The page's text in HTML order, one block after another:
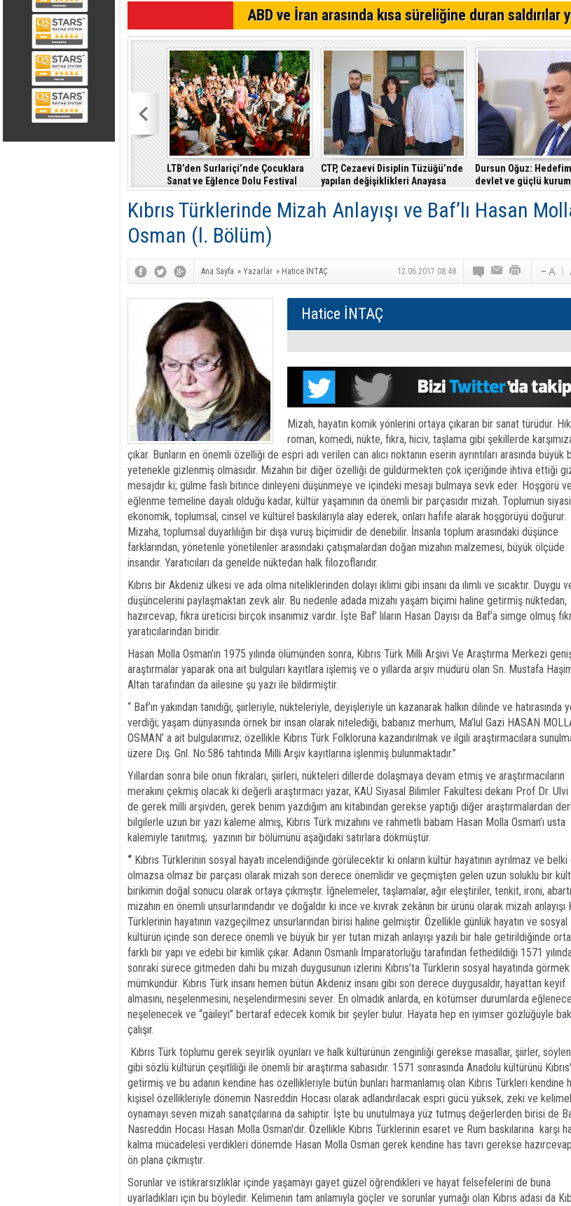
Lefkoşa'da bugün iki saatlik elektrik
Mağusa'da kim önde? İşte son anket
ABD ve İran arasında kısa süreliğine duran saldırılar
LTB’den Surlariçi’nde Çocuklara
Sanat ve Eğlence Dolu Festival
CTP, Cezaevi Disiplin Tüzüğü’nde
yapılan değişiklikleri Anayasa
Mahkemesi’ne taşıdı
Dursun Oğuz:
devlet ve güçlü
Kıbrıs Türklerinde Mizah Anlayışı ve Baf’lı Hasan
Osman (l. Bölüm)
Ana Sayfa » Yazarlar » Hatice İNTAÇ 12.06.2017 08:48
Hatice İNTAÇ
Mizah, hayatın komik yönlerini ortaya çıkaran bir sanat türüdür.
roman, komedi, nükte, fıkra, hiciv, taşlama gibi şekillerde
çıkar. Bunların en önemli özelliği de espri adı verilen can alıcı noktanın eserin ayrıntıları arasında büyük
yetenekle gizlenmiş olmasıdır. Mizahın bir diğer özelliği de güldürmekten çok içeriğinde ihtiva ettiği
mesajdır ki; gülme faslı bitince dinleyeni düşünmeye ve içindeki mesajı bulmaya sevk eder. Hoşgörü ve
eğlenme temeline dayalı olduğu kadar, kültür yaşamının da önemli bir parçasıdır mizah. Toplumun
ekonomik, toplumsal, cinsel ve kültürel baskılarıyla alay ederek, onları hafife alarak hoşgörüyü doğurur.
Mizaha, toplumsal duyarlılığın bir dışa vuruş biçimidir de denebilir. İnsanla toplum arasındaki düşünce
farklarından, yönetenle yönetilenler arasındaki çatışmalardan doğan mizahın malzemesi, büyük ölçüde
insandır. Yaratıcıları da genelde nüktedan halk filozoflarıdır.
Kıbrıs bir Akdeniz ülkesi ve ada olma niteliklerinden dolayı iklimi gibi insanı da ılımlı ve sıcaktır. Duygu
düşüncelerini paylaşmaktan zevk alır. Bu nedenle adada mizahı yaşam biçimi haline getirmiş nüktedan,
hazırcevap, fıkra üreticisi birçok insanımız vardır. İşte Baf’ lıların Hasan Dayısı da Baf’a simge olmuş
yaratıcılarından biridir.
Hasan Molla Osman’ın 1975 yılında ölümünden sonra, Kıbrıs Türk Milli Arşivi Ve Araştırma Merkezi
araştırmalar yaparak ona ait bulguları kayıtlara işlemiş ve o yıllarda arşiv müdürü olan Sn. Mustafa
Altan tarafından da ailesine şu yazı ile bildirmiştir.
“ Baf’ın yakından tanıdığı, şiirleriyle, nükteleriyle, deyişleriyle ün kazanarak halkın dilinde ve hatırasında
verdiği; yaşam dünyasında örnek bir insan olarak nitelediği, babanız merhum, Ma’lul Gazi HASAN
OSMAN’ a ait bulgularımız; özellikle Kıbrıs Türk Folkloruna kazandırılmak ve ilgili araştırmacılara
üzere Dış. Gnl. No:586 tahtında Milli Arşiv kayıtlarına işlenmiş bulunmaktadır.”
Yıllardan sonra bile onun fıkraları, şiirleri, nükteleri dillerde dolaşmaya devam etmiş ve araştırmacıların
merakını çekmiş olacak ki değerli araştırmacı yazar, KAÜ Siyasal Bilimler Fakültesi dekanı Prof Dr.
de gerek milli arşivden, gerek benim yazdığım anı kitabından gerekse yaptığı diğer araştırmalardan
bilgilerle uzun bir yazı kaleme almış, Kıbrıs Türk mizahını ve rahmetli babam Hasan Molla Osman’ı usta
kalemiyle tanıtmış; yazının bir bölümünü aşağıdaki satırlara dökmüştür.
“ Kıbrıs Türklerinin sosyal hayatı incelendiğinde görülecektir ki onların kültür hayatının ayrılmaz ve belki
olmazsa olmaz bir parçası olarak mizah son derece önemlidir ve geçmişten gelen uzun soluklu bir
birikimin doğal sonucu olarak ortaya çıkmıştır. İğnelemeler, taşlamalar, ağır eleştiriler, tenkit, ironi,
mizahın en önemli unsurlarındandır ve doğaldır ki ince ve kıvrak zekânın bir ürünü olarak mizah anlayışı
Türklerinin hayatının vazgeçilmez unsurlarından birisi haline gelmiştir. Özellikle günlük hayatın ve sosyal
kültürün içinde son derece önemli ve büyük bir yer tutan mizah anlayışı yazılı bir hale getirildiğinde
farklı bir yapı ve edebi bir kimlik çıkar. Adanın Osmanlı İmparatorluğu tarafından fethedildiği 1571
sonraki sürece gitmeden dahi bu mizah duygusunun izlerini Kıbrıs’ta Türklerin sosyal hayatında görmek
mümkündür. Kıbrıs Türk insanı hemen bütün Akdeniz insanı gibi son derece duygusaldır, hayattan keyif
almasını, neşelenmesini, neşelendirmesini sever. En olmadık anlarda, en kötümser durumlarda
neşelenecek ve “gaileyi” bertaraf edecek komik bir şeyler bulur. Hayata hep en iyimser gözlüğüyle
çalışır.
Kıbrıs Türk toplumu gerek seyirlik oyunları ve halk kültürünün zenginliği gerekse masallar, şiirler,
gibi sözlü kültürün çeşitliliği ile önemli bir araştırma sahasıdır. 1571 sonrasında Anadolu kültürünü
getirmiş ve bu adanın kendine has özellikleriyle bütün bunları harmanlamış olan Kıbrıs Türkleri kendine
kişisel özellikleriyle dönemin Nasreddin Hocası olarak adlandırılacak espri gücü yüksek, zeki ve
oynamayı seven mizah sanatçılarına da sahiptir. İşte bu unutulmaya yüz tutmuş değerlerden birisi de
Nasreddin Hocası Hasan Molla Osman'dır. Özellikle Kıbrıs Türklerinin esaret ve Rum baskılarına karşı
kalma mücadelesi verdikleri dönemde Hasan Molla Osman gerek kendine has tavrı gerekse
ön plana çıkmıştır.
Sorunlar ve istikrarsızlıklar içinde yaşamayı gayet güzel öğrendikleri ve hayat felsefelerini de buna
uyarladıkları için bu böyledir. Kelimenin tam anlamıyla göçler ve sorunlar yumağı olan Kıbrıs adası da